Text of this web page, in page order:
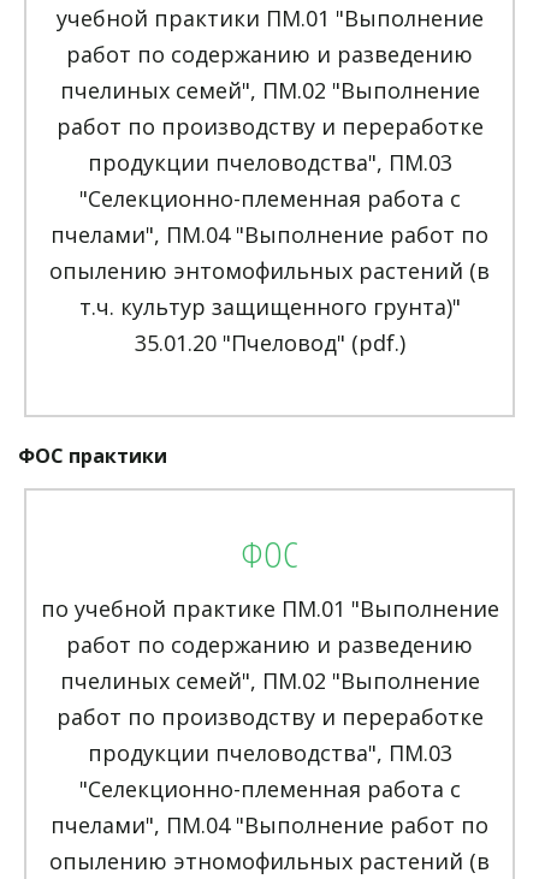
учебной практики ПМ.01 "Выполнение
работ по содержанию и разведению
пчелиных семей", ПМ.02 "Выполнение
работ по производству и переработке
продукции пчеловодства", ПМ.03
"Селекционно-племенная работа с
пчелами", ПМ.04 "Выполнение работ по
опылению энтомофильных растений (в
т.ч. культур защищенного грунта)"
35.01.20 "Пчеловод" (pdf.)
ФОС практики
ФОС
по учебной практике ПМ.01 "Выполнение
работ по содержанию и разведению
пчелиных семей", ПМ.02 "Выполнение
работ по производству и переработке
продукции пчеловодства", ПМ.03
"Селекционно-племенная работа с
пчелами", ПМ.04 "Выполнение работ по
опылению этномофильных растений (в